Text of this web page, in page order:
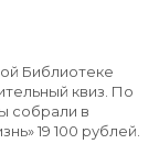
Библиотеке
квиз. По
собрали в
19 100 рублей.